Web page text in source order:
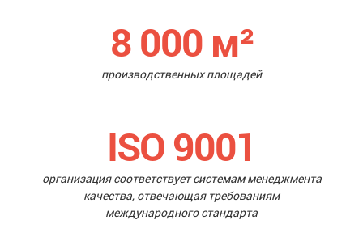
8 000 м²
производственных площадей
ISO 9001
организация соответствует системам менеджмента
качества, отвечающая требованиям
международного стандарта